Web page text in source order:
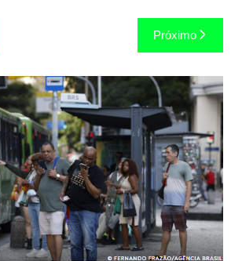
Próximo